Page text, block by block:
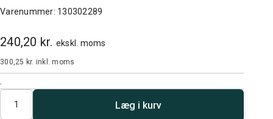
Varenummer: 130302289
240,20 kr. ekskl. moms
300,25 kr. inkl. moms
.
Antal
Læg i kurv